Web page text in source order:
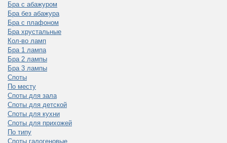
Бра с абажуром
Бра без абажура
Бра с плафоном
Бра хрустальные
Кол-во ламп
Бра 1 лампа
Бра 2 лампы
Бра 3 лампы
Споты
По месту
Споты для зала
Споты для детской
Споты для кухни
Споты для прихожей
По типу
Споты галогеновые